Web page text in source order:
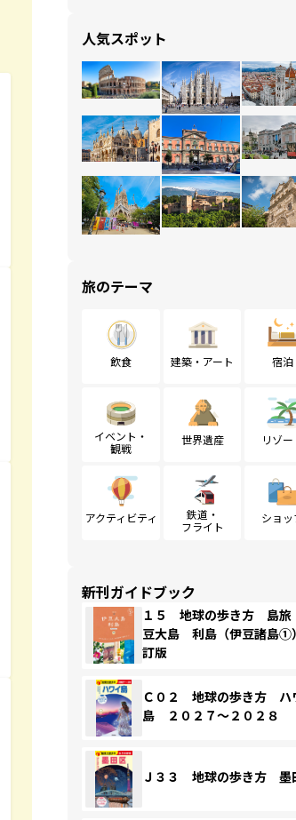
人気スポット
旅のテーマ
飲食 建築・アート 宿泊
イベント・
観戦
世界遺産 リゾー
アクティビティ
鉄道・
フライト
ショッ
新刊ガイドブック
１５ 地球の歩き方 島
豆大島 利島（伊豆諸島①
訂版
Ｃ０２ 地球の歩き方 ハ
島 ２０２７～２０２８
Ｊ３３ 地球の歩き方 墨